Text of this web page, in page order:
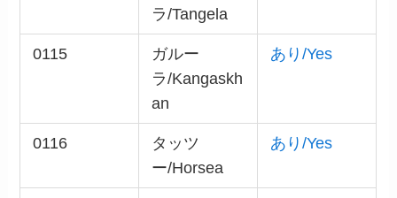
ラ/Tangela
0115
ガルー
ラ/Kangaskh
an
あり/Yes
0116
タッツ
ー/Horsea
あり/Yes